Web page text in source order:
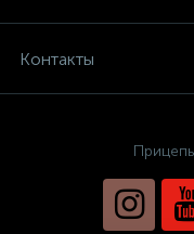
Контакты